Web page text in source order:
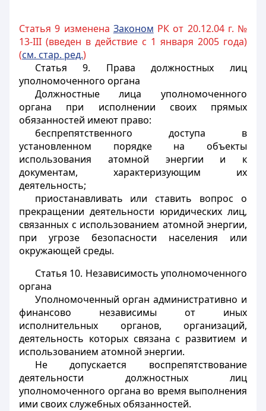
Статья 9 изменена Законом РК от 20.12.04 г. №
13-III (введен в действие с 1 января 2005 года)
(см. стар. ред.)
Статья 9. Права должностных лиц
уполномоченного органа
Должностные лица уполномоченного
органа при исполнении своих прямых
обязанностей имеют право:
беспрепятственного доступа в
установленном порядке на объекты
использования атомной энергии и к
документам, характеризующим их
деятельность;
приостанавливать или ставить вопрос о
прекращении деятельности юридических лиц,
связанных с использованием атомной энергии,
при угрозе безопасности населения или
окружающей среды.
Статья 10. Независимость уполномоченного
органа
Уполномоченный орган административно и
финансово независимы от иных
исполнительных органов, организаций,
деятельность которых связана с развитием и
использованием атомной энергии.
Не допускается воспрепятствование
деятельности должностных лиц
уполномоченного органа во время выполнения
ими своих служебных обязанностей.